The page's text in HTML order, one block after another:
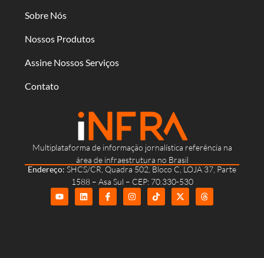
Multiplataforma de informação jornalística referência na
área de infraestrutura no Brasil
Endereço: SHCS/CR, Quadra 502, Bloco C, LOJA 37, Parte
1588 – Asa Sul – CEP: 70.330-530
Sobre Nós
Nossos Produtos
Assine Nossos Serviços
Contato